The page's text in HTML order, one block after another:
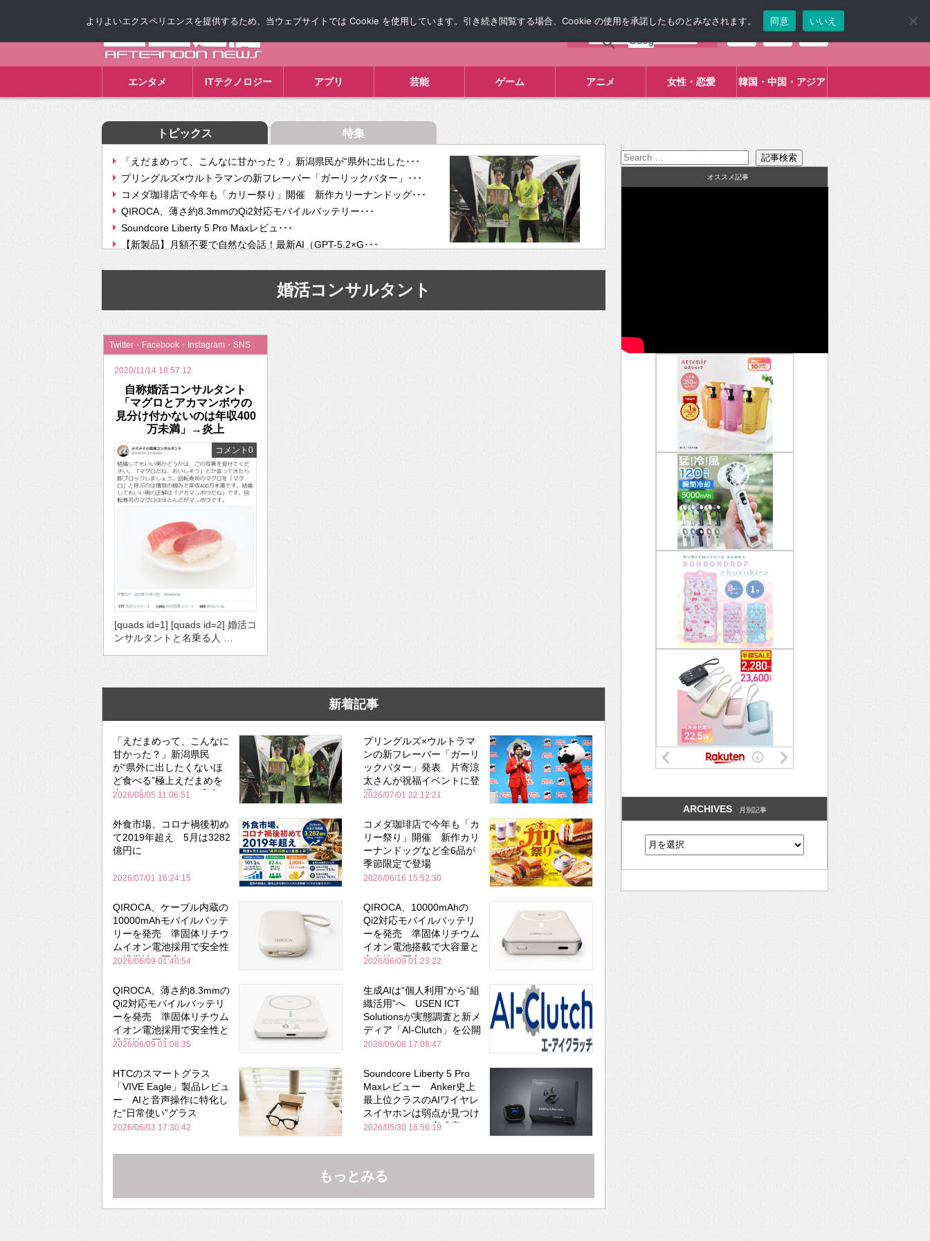
エンタメ ITテクノロジー アプリ 芸能 ゲーム アニメ 女性・恋愛 韓国・中国・アジア
トピックス 特集
「えだまめって、こんなに甘かった？」新潟県民が“県外に出した･･･
プリングルズ×ウルトラマンの新フレーバー「ガーリックバター」･･･
コメダ珈琲店で今年も「カリー祭り」開催 新作カリーナンドッグ･･･
QIROCA、薄さ約8.3mmのQi2対応モバイルバッテリー･･･
Soundcore Liberty 5 Pro Maxレビュ･･･
【新製品】月額不要で自然な会話！最新AI（GPT-5.2×G･･･
【次世代の没入感と生産性】VITURE Luma Ultra･･･
挫折率8割の壁をAIで突破。ジャストシステム、”自分が今話し･･･
2026年のバレンタインは「自分で作って、想いを渡す」 TE･･･
婚活コンサルタント
Twitter・Facebook・Instagram・SNS
2020/11/14 18:57:12
自称婚活コンサルタント
「マグロとアカマンボウの
見分け付かないのは年収400
万未満」→炎上
コメント0
[quads id=1] [quads id=2] 婚活コ
ンサルタントと名乗る人 …
新着記事
「えだまめって、こんなに
甘かった？」新潟県民
が“県外に出したくないほ
ど食べる”極上えだまめを
森のビアガーデンで実食
2026/08/05 11:06:51
プリングルズ×ウルトラマ
ンの新フレーバー「ガーリ
ックバター」発表 片寄涼
太さんが祝福イベントに登
場
2026/07/01 22:12:21
外食市場、コロナ禍後初め
て2019年超え 5月は3282
億円に
2026/07/01 16:24:15
コメダ珈琲店で今年も「カ
リー祭り」開催 新作カリ
ーナンドッグなど全6品が
季節限定で登場
2026/06/16 15:52:30
QIROCA、ケーブル内蔵の
10000mAhモバイルバッテ
リーを発売 準固体リチウ
ムイオン電池採用で安全性
と携帯性を両立
2026/06/09 01:40:54
QIROCA、10000mAhの
Qi2対応モバイルバッテリ
ーを発売 準固体リチウム
イオン電池搭載で大容量と
安全性を両立
2026/06/09 01:23:22
QIROCA、薄さ約8.3mmの
Qi2対応モバイルバッテリ
ーを発売 準固体リチウム
イオン電池採用で安全性と
携帯性を両立
2026/06/09 01:08:35
生成AIは“個人利用”から“組
織活用”へ USEN ICT
Solutionsが実態調査と新メ
ディア「AI-Clutch」を公開
2026/06/08 17:08:47
HTCのスマートグラス
「VIVE Eagle」製品レビュ
ー AIと音声操作に特化し
た“日常使い”グラス
2026/06/03 17:30:42
Soundcore Liberty 5 Pro
Maxレビュー Anker史上
最上位クラスのAIワイヤレ
スイヤホンは弱点が見つけ
づらいくらいの完成度にび
Bose並み
2026/05/30 16:56:19
もっとみる
:
オススメ記事
ARCHIVES 月別記事
よりよいエクスペリエンスを提供するため、当ウェブサイトでは Cookie を使用しています。引き続き閲覧する場合、Cookie の使用を承諾したものとみなされます。 同意 いいえ